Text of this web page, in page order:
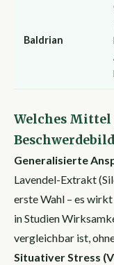
Baldrian
Welches Mittel
Generalisierte
Lavendel-Extrakt
erste Wahl – es
in Studien
vergleichbar ist,
Situativer Stress